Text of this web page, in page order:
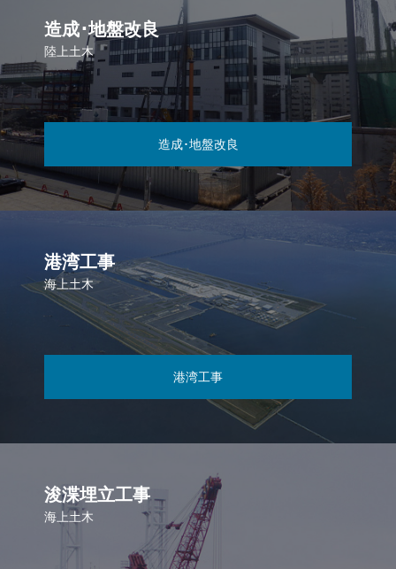
造成･地盤改良
陸上土木
造成･地盤改良
港湾工事
海上土木
港湾工事
浚渫埋立工事
海上土木